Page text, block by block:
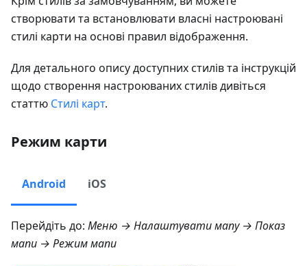
створювати та встановлювати власні настроювані
стилі карти на основі правил відображення.
Для детального опису доступних стилів та інструкцій
щодо створення настроюваних стилів дивіться
статтю Стилі карт.
Режим карти
Android iOS
Перейдіть до: Меню → Налаштувати мапу → Показ
мапи → Режим мапи